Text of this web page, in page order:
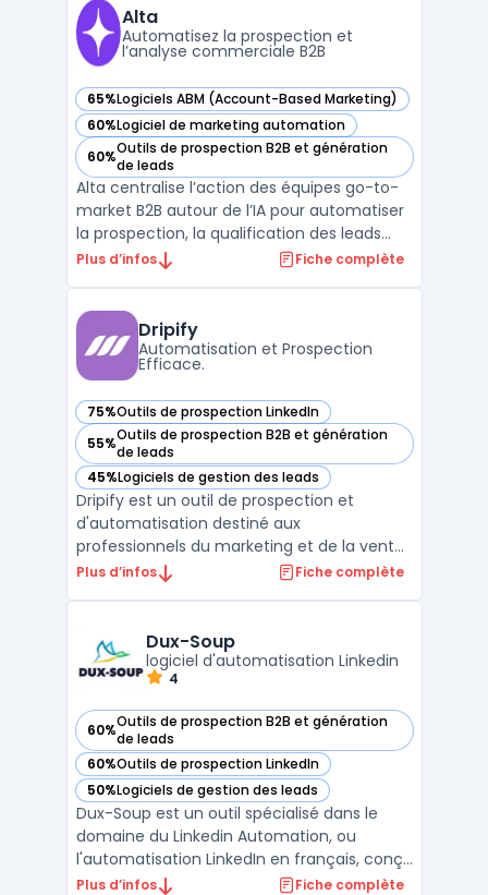
décideurs, optimisant ainsi les efforts de
vente.Grâce ...
Alta
Automatisez la prospection et
l’analyse commerciale B2B
65%Logiciels ABM (Account-Based Marketing)
— voir Alta dans cette catégorie
60%Logiciel de marketing automation
— voir Alta dans cette catégorie
60%Outils de prospection B2B et génération
de leads
— voir Alta dans cette catégorie
Alta centralise l’action des équipes go-to-
market B2B autour de l’IA pour automatiser
la prospection, la qualification des leads
entrants et l’analyse des revenus dans un
et les directions RevOps confrontées à
l’éparpil ...
Plus d’infos Fiche complète
Dripify
Automatisation et Prospection
Efficace.
75%Outils de prospection LinkedIn
— voir Dripify dans cette catégorie
55%Outils de prospection B2B et génération
de leads
— voir Dripify dans cette catégorie
45%Logiciels de gestion des leads
— voir Dripify dans cette catégorie
Dripify est un outil de prospection et
d'automatisation destiné aux
professionnels du marketing et de la vente.
La plateforme facilite la mise en place de
leads.Grâce à ses fonctionnalités avancées,
Dripify permet de progra ...
Plus d’infos Fiche complète
Dux-Soup
logiciel d'automatisation Linkedin
4
60%Outils de prospection B2B et génération
de leads
— voir Dux-Soup dans cette catégorie
60%Outils de prospection LinkedIn
— voir Dux-Soup dans cette catégorie
50%Logiciels de gestion des leads
— voir Dux-Soup dans cette catégorie
Dux-Soup est un outil spécialisé dans le
domaine du Linkedin Automation, ou
l'automatisation LinkedIn en français, conçu
pour les professionnels dc. Sa mission
Plus d’infos Fiche complète